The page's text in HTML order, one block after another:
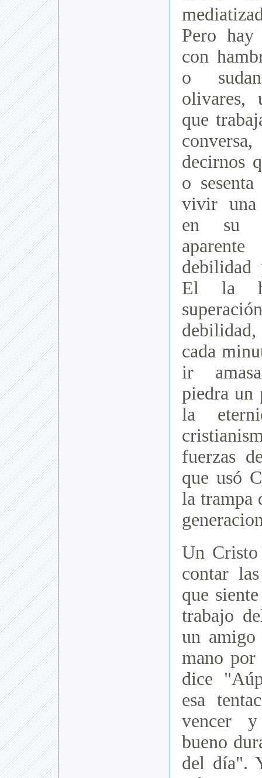
Pero
con
o
olivares,
que
decirnos
o
vivir una
en su
debilidad
El la
cada
ir
piedra un
la
fuerzas
que usó
la trampa
Un Cristo
contar
que
trabajo
un amigo
mano por
dice
esa
vencer
bueno
del día".